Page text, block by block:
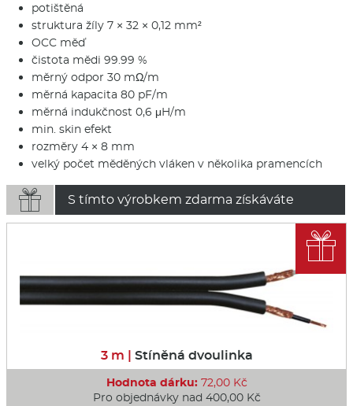
potištěná
struktura žíly 7 × 32 × 0,12 mm²
OCC měď
čistota mědi 99.99 %
měrný odpor 30 mΩ/m
měrná kapacita 80 pF/m
měrná indukčnost 0,6 μH/m
min. skin efekt
rozměry 4 × 8 mm
velký počet měděných vláken v několika pramencích
 S tímto výrobkem zdarma získáváte
3 m | Stíněná dvoulinka
Hodnota dárku:72,00 Kč
Pro objednávky nad 400,00 Kč
